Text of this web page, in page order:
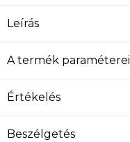
Leírás
A termék paraméterei
Értékelés
Beszélgetés